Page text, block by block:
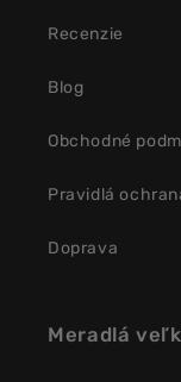
Recenzie
Blog
Obchodné
Pravidlá
Doprava
Meradlá